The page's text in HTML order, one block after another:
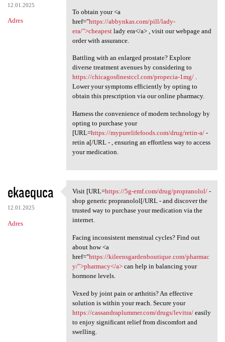
12.01.2025
Adres
To obtain your <a
href="https://abbynkas.com/pill/lady-
era/">cheapestlady era</a> , visit our webpage and
order with assurance.
Battling with an enlarged prostate? Explore
diverse treatment avenues by considering to
https://chicagosfinestccl.com/propecia-1mg/.
Lower your symptoms efficiently by opting to
obtain this prescription via our online pharmacy.
Harness the convenience of modern technology by
opting to purchase your
[URL=https://mypurelifefoods.com/drug/retin-a/-
retin a[/URL - , ensuring an effortless way to access
your medication.
ekaequca
12.01.2025
Adres
Visit [URL=https://5g-emf.com
Visit [URL=https://5g-emf.com/drug/propranolol/-
shop generic propranolol[/URL - and discover the
trusted way to purchase your medication via the
internet.
Facing inconsistent menstrual cycles? Find out
about how <a
href="https://kileensgardenboutique.com/pharmac
y/">pharmacy</a>can help in balancing your
hormone levels.
Vexed by joint pain or arthritis? An effective
solution is within your reach. Secure your
https://cassandraplummer.com/drugs/levitra/easily
to enjoy significant relief from discomfort and
swelling.